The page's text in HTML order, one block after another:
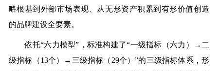
略根基到外部市场表现、从无形资产积累到有形价值创造
的品牌建设全要素。
依托“六力模型”，标准构建了“一级指标（六力）→二
级指标（13个）→三级指标（29个）”的三级指标体系，形